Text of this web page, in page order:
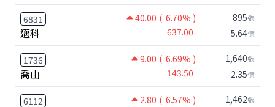
6831 40.00 ( 6.70% )
邁科 637.00
895張
5.64億
1736 9.00 ( 6.69% )
喬山 143.50
1,640張
2.35億
6112 2.80 ( 6.57% ) 1,462張